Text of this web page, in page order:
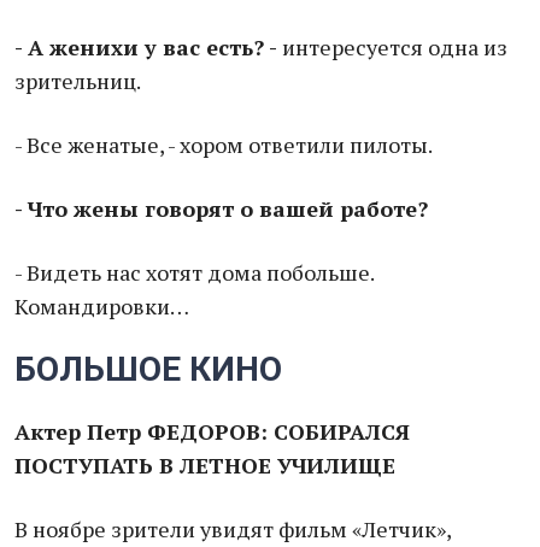
- А женихи у вас есть? - интересуется одна из
зрительниц.
- Все женатые, - хором ответили пилоты.
- Что жены говорят о вашей работе?
- Видеть нас хотят дома побольше.
Командировки…
БОЛЬШОЕ КИНО
Актер Петр ФЕДОРОВ: СОБИРАЛСЯ
ПОСТУПАТЬ В ЛЕТНОЕ УЧИЛИЩЕ
В ноябре зрители увидят фильм «Летчик»,